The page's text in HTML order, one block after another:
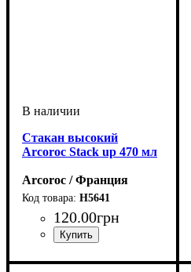
Стакан высокий
Arcoroc Stack up 470 мл
Arcoroc / Франция
H5641
120.00грн